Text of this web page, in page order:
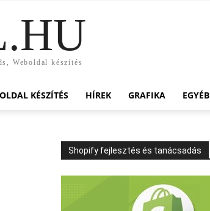
Weboldal készítés
KÉSZÍTÉS HÍREK GRAFIKA EGYÉB
Shopify fejlesztés és tanácsadás